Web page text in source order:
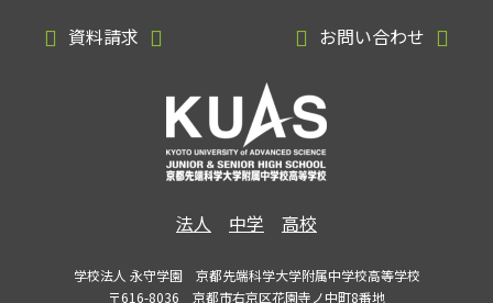
資料請求 お問い合わせ
法人 中学 高校
学校法人 永守学園 京都先端科学大学附属中学校高等学校
〒616-8036 京都市右京区花園寺ノ中町8番地